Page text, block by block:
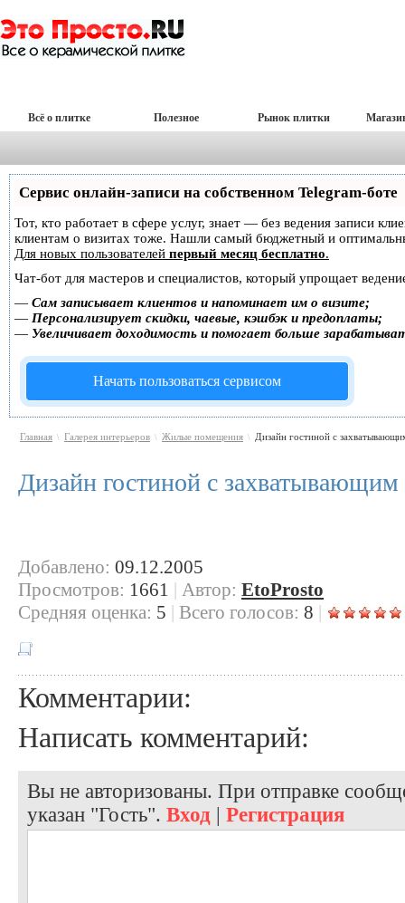
Всё о плитке Полезное Рынок плитки
Сервис онлайн-записи на собственном Telegram-боте
Тот, кто работает в сфере услуг, знает — без ведения записи
клиентам о визитах тоже. Нашли самый бюджетный и
Для новых пользователей первый месяц бесплатно.
Чат-бот для мастеров и специалистов, который упрощает
— Сам записывает клиентов и напоминает им о визите;
— Персонализирует скидки, чаевые, кэшбэк и предоплаты;
— Увеличивает доходимость и помогает больше
Начать пользоваться сервисом
Главная \ Галерея интерьеров \ Жилые помещения \ Дизайн гостиной с
Дизайн гостиной с
Добавлено: 09.12.2005
Просмотров: 1661 | Автор: EtoProsto
Cредняя оценка: 5 | Всего голосов: 8 |
Комментарии:
Написать комментарий:
Вы не авторизованы. При отправке
указан "Гость". Вход | Регистрация